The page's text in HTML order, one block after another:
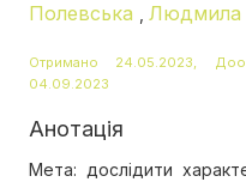
Полевська
Людмила
Отримано 24.05.2023,
04.09.2023
Анотація
Мета: дослідити